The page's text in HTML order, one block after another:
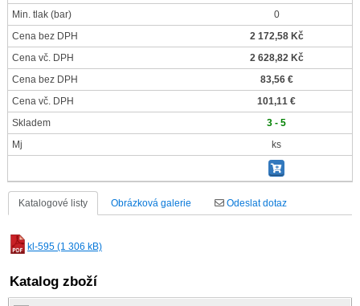
Min. tlak (bar)
0
Cena bez DPH
2 172,58 Kč
Cena vč. DPH
2 628,82 Kč
Cena bez DPH
83,56 €
Cena vč. DPH
101,11 €
Skladem
3 - 5
Mj
ks
Katalogové listy Obrázková galerie Odeslat dotaz
kl-595 (1 306 kB)
Katalog zboží